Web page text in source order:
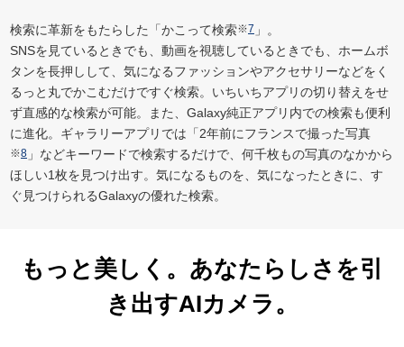
検索に革新をもたらした「かこって検索※7 」。
SNSを見ているときでも、動画を視聴しているときでも、ホームボ
タンを長押しして、気になるファッションやアクセサリーなどをく
るっと丸でかこむだけですぐ検索。いちいちアプリの切り替えをせ
ず直感的な検索が可能。また、Galaxy純正アプリ内での検索も便利
に進化。ギャラリーアプリでは「2年前にフランスで撮った写真
※8 」などキーワードで検索するだけで、何千枚もの写真のなかから
ほしい1枚を見つけ出す。気になるものを、気になったときに、す
ぐ見つけられるGalaxyの優れた検索。
もっと美しく。 あなたらしさを引
き出すAIカメラ。